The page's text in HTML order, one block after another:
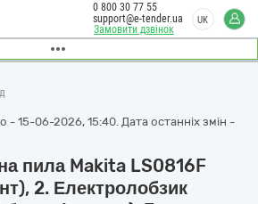
Замовити дзвінок
0 800 30 77 55
support@e-tender.ua
UK
- 15-06-2026, 15:40. Дата останніх змін -
пила Makita LS0816F
2. Електролобзик